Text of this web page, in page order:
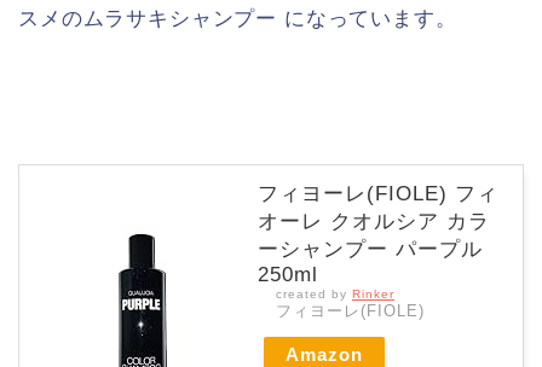
スメのムラサキシャンプー になっています。
フィヨーレ(FIOLE) フィ
オーレ クオルシア カラ
ーシャンプー パープル
250ml
created by Rinker
フィヨーレ(FIOLE)
Amazon